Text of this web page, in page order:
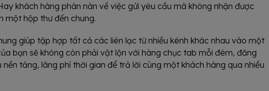
khách hàng phàn nàn về việc gửi yêu cầu mà không nhận được
một hộp thư đến chung.
giúp tập hợp tất cả các liên lạc từ nhiều kênh khác nhau vào một
bạn sẽ không còn phải vật lộn với hàng chục tab mỗi đêm, đăng
tảng, lãng phí thời gian để trả lời cùng một khách hàng qua nhiều